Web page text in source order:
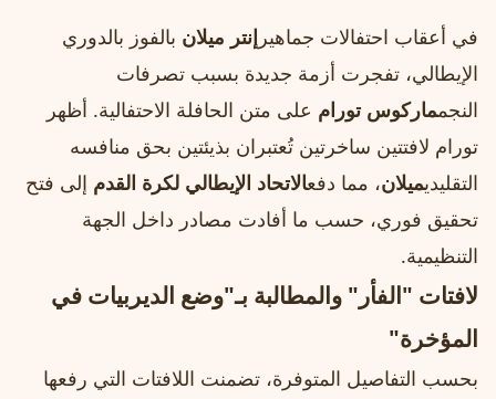
في أعقاب احتفالات جماهير إنتر ميلان بالفوز بالدوري
الإيطالي، تفجرت أزمة جديدة بسبب تصرفات
النجمماركوس تورام على متن الحافلة الاحتفالية. أظهر
تورام لافتتين ساخرتين تُعتبران بذيئتين بحق منافسه
التقليديميلان، مما دفعالاتحاد الإيطالي لكرة القدم إلى فتح
تحقيق فوري، حسب ما أفادت مصادر داخل الجهة
التنظيمية.
لافتات "الفأر" والمطالبة بـ"وضع الديربيات في
المؤخرة"
بحسب التفاصيل المتوفرة، تضمنت اللافتات التي رفعها